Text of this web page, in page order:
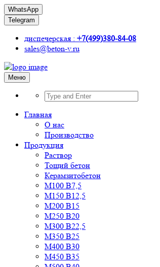
WhatsApp
Telegram
диспечерская : +7(499)380-84-08
sales@beton-v.ru
Меню
Главная
О нас
Производство
Продукция
Раствор
Тощий бетон
Керамзитобетон
М100 В7,5
М150 В12,5
М200 В15
М250 В20
М300 В22,5
М350 В25
М400 В30
М450 В35